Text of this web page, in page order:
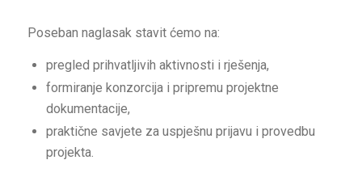
Poseban naglasak stavit ćemo na:
pregled prihvatljivih aktivnosti i rješenja,
formiranje konzorcija i pripremu projektne
dokumentacije,
praktične savjete za uspješnu prijavu i provedbu
projekta.